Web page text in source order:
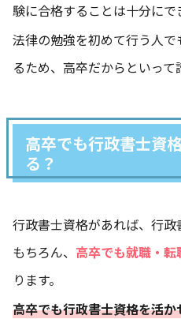
験に合格することは十分にで
法律の勉強を初めて行う人
るため、高卒だからといって
高卒でも行政書士資
る？
行政書士資格があれば、行
もちろん、 高卒でも就職・転
ります。
高卒でも行政書士資格を活か